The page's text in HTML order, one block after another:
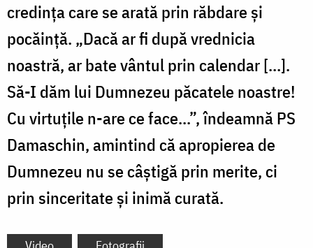
credința care se arată prin răbdare și
pocăință. „Dacă ar fi după vrednicia
noastră, ar bate vântul prin calendar […].
Să-I dăm lui Dumnezeu păcatele noastre!
Cu virtuțile n-are ce face...”, îndeamnă PS
Damaschin, amintind că apropierea de
Dumnezeu nu se câștigă prin merite, ci
prin sinceritate și inimă curată.